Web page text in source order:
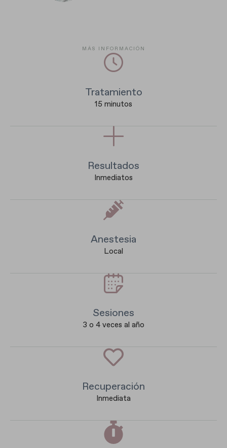
MÁS INFORMACIÓN
Tratamiento
15 minutos
Resultados
Inmediatos
Anestesia
Local
Sesiones
3 o 4 veces al año
Recuperación
Inmediata